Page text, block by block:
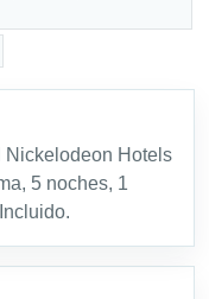
Nickelodeon Hotels
5 noches, 1